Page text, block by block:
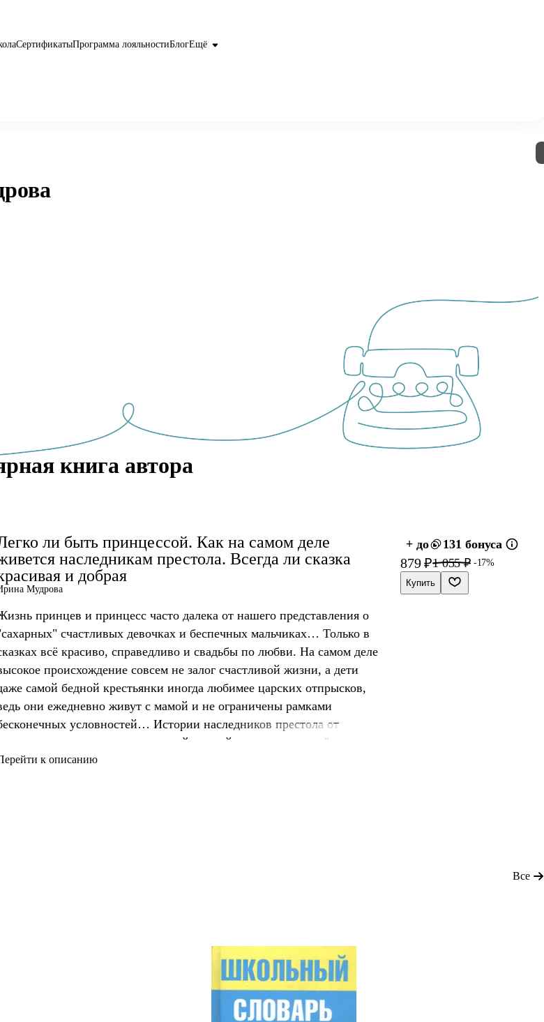
СертификатыПрограмма лояльностиБлогЕщё
книга автора
ли быть принцессой. Как на самом деле
наследникам престола. Всегда ли сказка
и добрая
Мудрова
+ до 131 бонуса
879 ₽1 055 ₽ -17%
Купить
принцев и принцесс часто далека от нашего представления о
счастливых девочках и беспечных мальчиках… Только в
всё красиво, справедливо и свадьбы по любви. На самом деле
происхождение совсем не залог счастливой жизни, а дети
самой бедной крестьянки иногда любимее царских отпрысков,
они ежедневно живут с мамой и не ограничены рамками
условностей… Истории наследников престола от
императорских отпрысков до детей вождей различных племён иногда
Детей продавали, а порой и приносили в жертву. Они
к описанию
Все